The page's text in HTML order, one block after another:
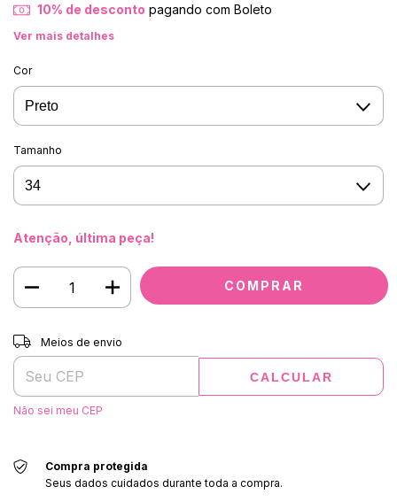
10% de desconto pagando com Boleto
Ver mais detalhes
Cor
Tamanho
Atenção, última peça!
Entregas para o CEP:
Meios de envio
CALCULAR
Não sei meu CEP
Compra protegida
Seus dados cuidados durante toda a compra.